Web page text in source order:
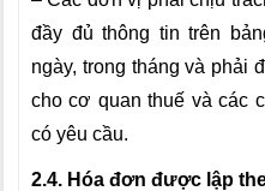
đầy đủ thông tin trên
ngày, trong tháng và phải
cho cơ quan thuế và các
có yêu cầu.
2.4. Hóa đơn được lập